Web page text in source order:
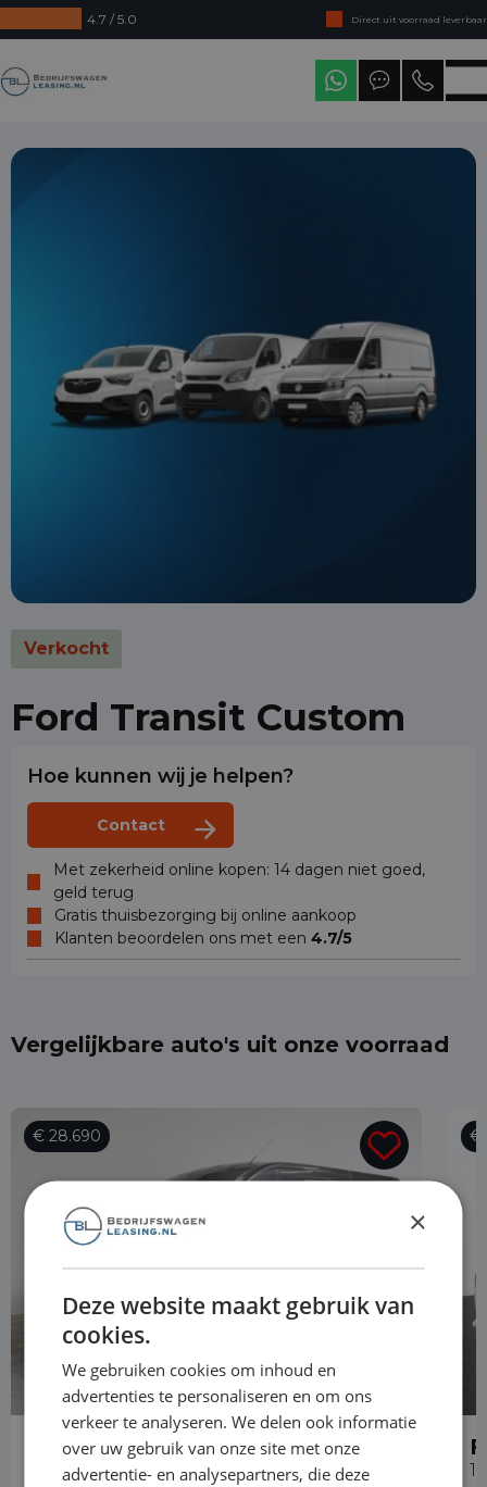
4.7 / 5.0
Direct uit voorraad leverbaar
Levering in heel Nederland
Verkocht
Ford Transit Custom
Hoe kunnen wij je helpen?
Contact
Met zekerheid online kopen: 14 dagen niet goed,
geld terug
Gratis thuisbezorging bij online aankoop
Klanten beoordelen ons met een 4.7/5
Vergelijkbare auto's uit onze voorraad
€ 28.690
Ford Transit
105pk L2H2 Trend
€
×
Deze website maakt gebruik van
cookies.
We gebruiken cookies om inhoud en
advertenties te personaliseren en om ons
verkeer te analyseren. We delen ook informatie
over uw gebruik van onze site met onze
advertentie- en analysepartners, die deze